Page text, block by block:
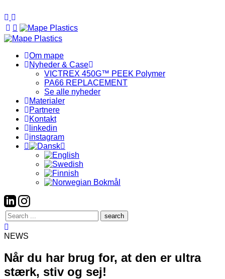
Om mape
Nyheder & Case
VICTREX 450G™ PEEK Polymer
PA66 REPLACEMENT
Se alle nyheder
Materialer
Partnere
Kontakt
linkedin
instagram
Search
here
NEWS
Når du har brug for, at den er ultra
stærk, stiv og sej!